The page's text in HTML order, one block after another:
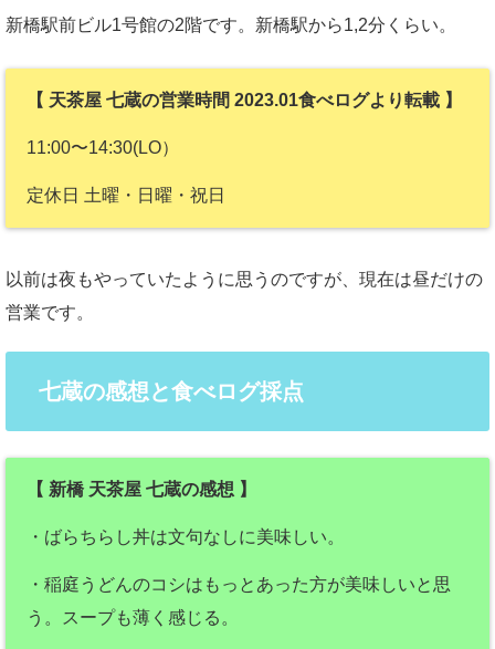
新橋駅前ビル1号館の2階です。新橋駅から1,2分くらい。
【 天茶屋 七蔵の営業時間 2023.01食べログより転載 】
11:00〜14:30(LO）
定休日 土曜・日曜・祝日
以前は夜もやっていたように思うのですが、現在は昼だけの
営業です。
七蔵の感想と食べログ採点
【 新橋 天茶屋 七蔵の感想 】
・ばらちらし丼は文句なしに美味しい。
・稲庭うどんのコシはもっとあった方が美味しいと思
う。スープも薄く感じる。